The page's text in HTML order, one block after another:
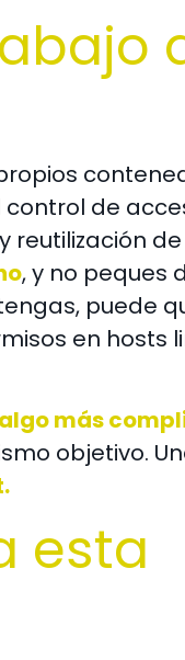
de
reutilización
, y no peques
puede
en hosts
más
objetivo.
esta